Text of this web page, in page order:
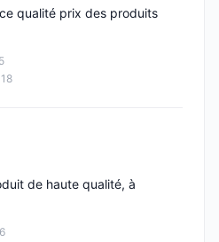
qualité prix des produits
de haute qualité, à